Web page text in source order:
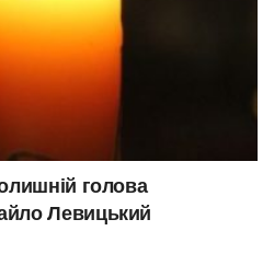
голова
Левицький